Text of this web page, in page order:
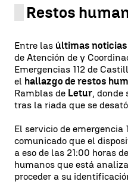
Restos
Entre las últimas noticias
de Atención de y
Emergencias 112 de
el hallazgo de restos
Ramblas de Letur, donde
tras la riada que se
El servicio de emergencia
comunicado que el
a eso de las 21:00 horas
humanos que está
proceder a su